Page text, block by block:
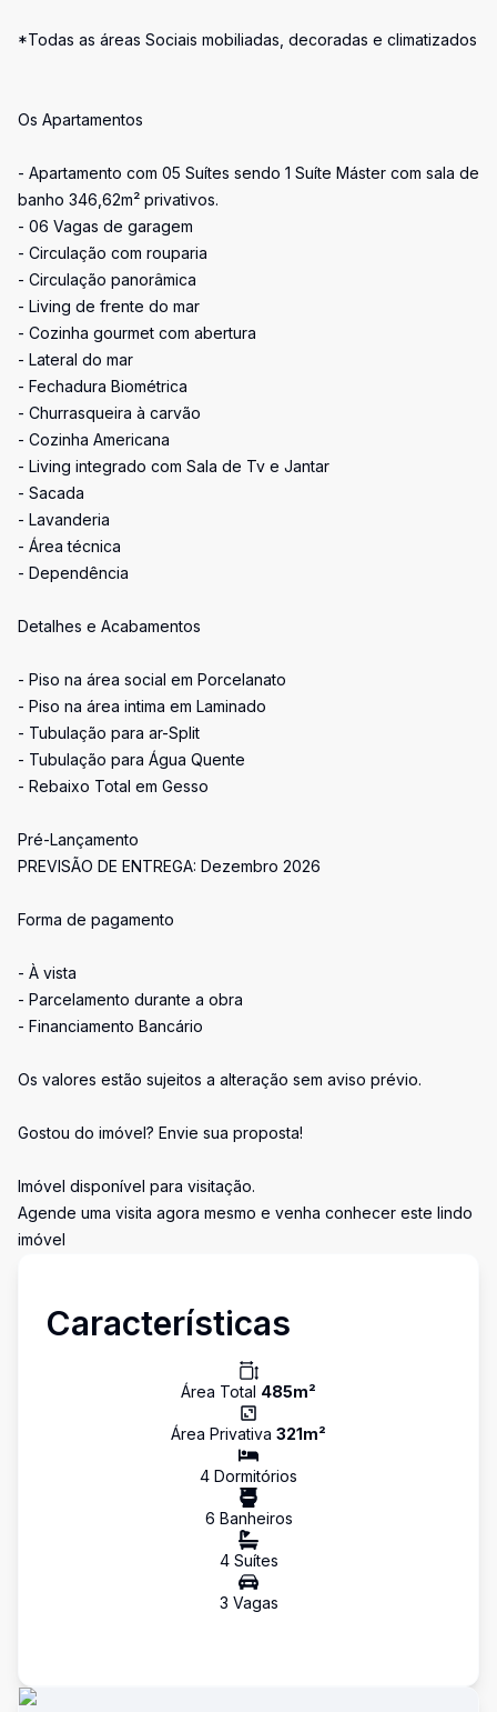
*Todas as áreas Sociais mobiliadas, decoradas e climatizados
Os Apartamentos
- Apartamento com 05 Suítes sendo 1 Suíte Máster com sala de
banho 346,62m² privativos.
- 06 Vagas de garagem
- Circulação com rouparia
- Circulação panorâmica
- Living de frente do mar
- Cozinha gourmet com abertura
- Lateral do mar
- Fechadura Biométrica
- Churrasqueira à carvão
- Cozinha Americana
- Living integrado com Sala de Tv e Jantar
- Sacada
- Lavanderia
- Área técnica
- Dependência
Detalhes e Acabamentos
- Piso na área social em Porcelanato
- Piso na área intima em Laminado
- Tubulação para ar-Split
- Tubulação para Água Quente
- Rebaixo Total em Gesso
Pré-Lançamento
PREVISÃO DE ENTREGA: Dezembro 2026
Forma de pagamento
- À vista
- Parcelamento durante a obra
- Financiamento Bancário
Os valores estão sujeitos a alteração sem aviso prévio.
Gostou do imóvel? Envie sua proposta!
Imóvel disponível para visitação.
Agende uma visita agora mesmo e venha conhecer este lindo
imóvel
Características
Área Total 485m²
Área Privativa 321m²
4 Dormitórios
6 Banheiros
4Suítes
3 Vagas